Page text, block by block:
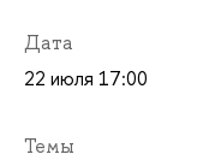
Дата
22 июля 17:00
Темы